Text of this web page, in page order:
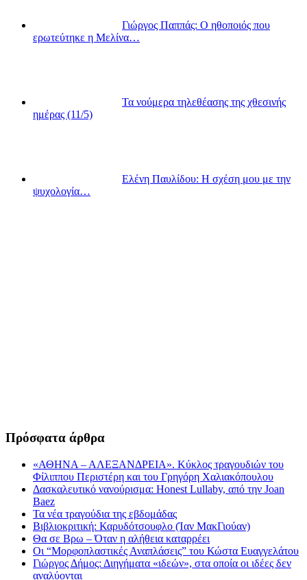
Γιώργος Παππάς: Ο ηθοποιός που
ερωτεύτηκε η Μελίνα…
Τα νούμερα τηλεθέασης της χθεσινής
ημέρας (11/5)
Ελένη Παυλίδου: Η σχέση μου με την
ψυχολογία…
Πρόσφατα άρθρα
«ΑΘΗΝΑ – ΑΛΕΞΑΝΔΡΕΙΑ». Κύκλος τραγουδιών του
Φίλιππου Περιστέρη και του Γρηγόρη Χαλιακόπουλου
Δασκαλευτικό νανούρισμα: Honest Lullaby, από την Joan
Baez
Τα νέα τραγούδια της εβδομάδας
Βιβλιοκριτική: Καρυδότσουφλο (Ίαν ΜακΓιούαν)
Θα σε Βρω – Όταν η αλήθεια καταρρέει
Οι “Μορφοπλαστικές Αναπλάσεις” του Κώστα Ευαγγελάτου
Γιώργος Δήμος: Διηγήματα «ιδεών», στα οποία οι ιδέες δεν
αναλύονται